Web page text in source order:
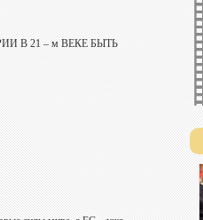
В 21 – м ВЕКЕ БЫТЬ